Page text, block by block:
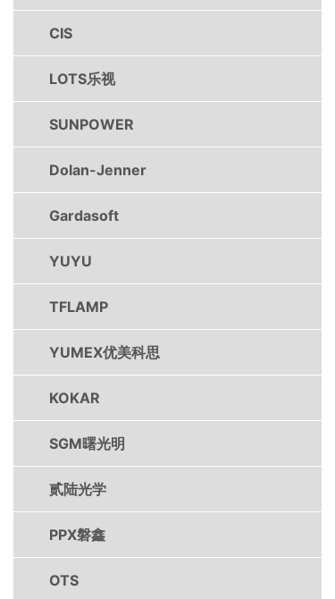
CIS
LOTS乐视
SUNPOWER
Dolan-Jenner
Gardasoft
YUYU
TFLAMP
YUMEX优美科思
KOKAR
SGM曙光明
贰陆光学
PPX磐鑫
OTS